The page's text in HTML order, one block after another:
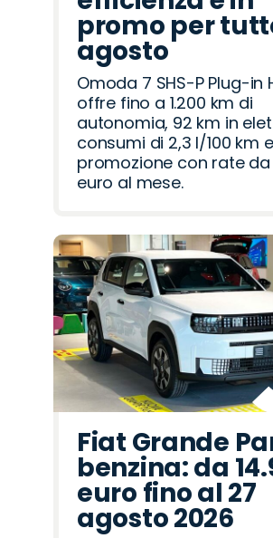
promo per
agosto
Omoda 7 SHS-P Plug-in
offre fino a 1.200 km di
autonomia, 92 km in
consumi di 2,3 l/100 km
promozione con rate da
euro al mese.
Fiat Grande
benzina: da
euro fino al 27
agosto 2026